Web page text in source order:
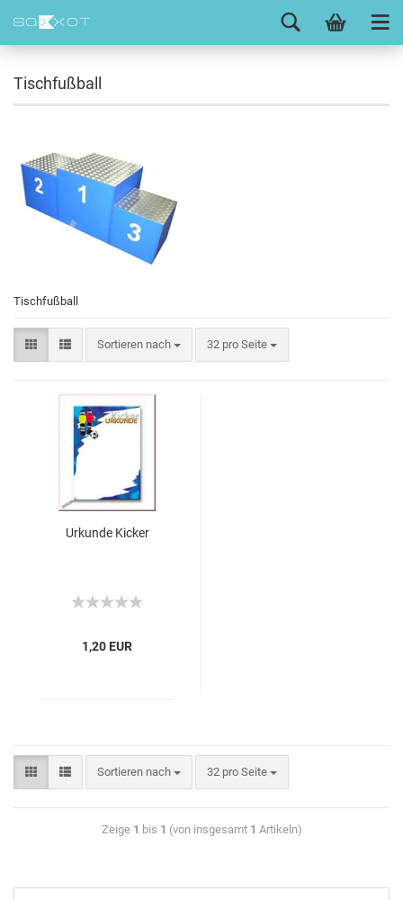
Tischfußball
Tischfußball
Sortieren nach 32 pro Seite
Urkunde Kicker
1,20 EUR
Sortieren nach 32 pro Seite
Zeige 1 bis 1 (von insgesamt 1 Artikeln)